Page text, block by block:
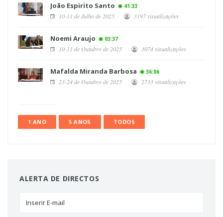
João Espirito Santo 41:33
10-11 de Julho de 2025 3197 visualizações
Noemi Araujo 03:37
10-11 de Outubro de 2025 3074 visualizações
Mafalda Miranda Barbosa 36:06
23-24 de Outubro de 2025 2733 visualizações
1 ANO 5 ANOS TODOS
ALERTA DE DIRECTOS